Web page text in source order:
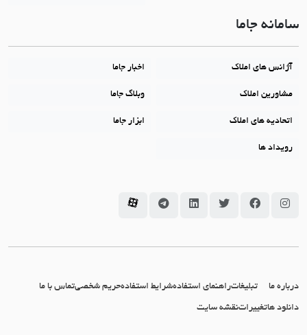
سامانه جاما
آژانس های املاک اخبار جاما
مشاورین املاک وبلاگ جاما
اتحادیه های املاک ابزار جاما
رویداد ها
سامانه جاما در اینستاگرام
سامانه جاما در فیسبوک
سامانه جاما در توئیتر
سامانه جاما در لینکداین
سامانه جاما در تلگرام
سامانه جاما در آپارات
درباره ما تبلیغاتراهنمای استفادهشرایط استفادهحریم شخصیتماس با ما
دانلود هاتغییراتنقشه سایت